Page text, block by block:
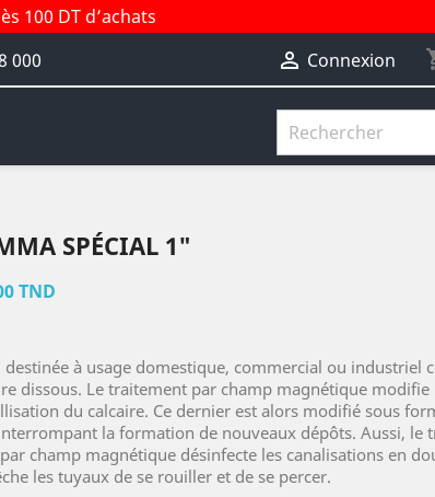
100 DT d’achats
000  Connexion
SPÉCIAL 1"
TND
destinée à usage domestique, commercial ou industriel
dissous. Le traitement par champ magnétique modifie
du calcaire. Ce dernier est alors modifié sous
la formation de nouveaux dépôts. Aussi, le
champ magnétique désinfecte les canalisations en
les tuyaux de se rouiller et de se percer.